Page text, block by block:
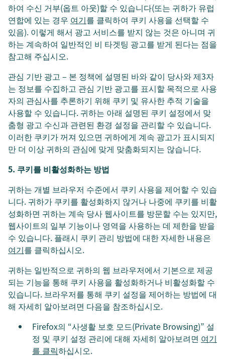
하여 수신 거부(옵트 아웃)할 수 있습니다(또는 귀하가 유럽
연합에 있는 경우 여기를 클릭하여 쿠키 사용을 선택할 수
있음). 이렇게 해서 광고 서비스를 받지 않는 것은 아니며 귀
하는 계속하여 일반적인 비 타겟팅 광고를 받게 된다는 점을
참고해 주십시오.
관심 기반 광고 – 본 정책에 설명된 바와 같이 당사와 제3자
는 정보를 수집하고 관심 기반 광고를 표시할 목적으로 사용
자의 관심사를 추론하기 위해 쿠키 및 유사한 추적 기술을
사용할 수 있습니다. 귀하는 아래 설명된 쿠키 설정에서 맞
춤형 광고 수신과 관련된 환경 설정을 관리할 수 있습니다.
이러한 쿠키가 꺼져 있으면 귀하에게 계속 광고가 표시되지
만 더 이상 귀하의 관심에 맞게 맞춤화되지는 않습니다.
5. 쿠키를 비활성화하는 방법
귀하는 개별 브라우저 수준에서 쿠키 사용을 제어할 수 있습
니다. 귀하가 쿠키를 활성화하지 않거나 나중에 쿠키를 비활
성화하면 귀하는 계속 당사 웹사이트를 방문할 수는 있지만,
웹사이트의 일부 기능이나 영역을 사용하는 데 제한을 받을
수 있습니다. 플래시 쿠키 관리 방법에 대한 자세한 내용은
여기를 클릭하십시오.
귀하는 일반적으로 귀하의 웹 브라우저에서 기본으로 제공
되는 기능을 통해 쿠키 사용을 활성화하거나 비활성화할 수
있습니다. 브라우저를 통해 쿠키 설정을 제어하는 방법에 대
해 자세히 알아보려면 다음을 참조하십시오.
Firefox의 “사생활 보호 모드(Private Browsing)” 설
정 및 쿠키 설정 관리에 대해 자세히 알아보려면 여기
를 클릭하십시오.